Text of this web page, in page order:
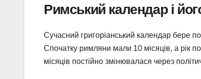
Римський календар і
Сучасний григоріанський календар бере
Спочатку римляни мали 10 місяців, а рік
місяців постійно змінювалася через